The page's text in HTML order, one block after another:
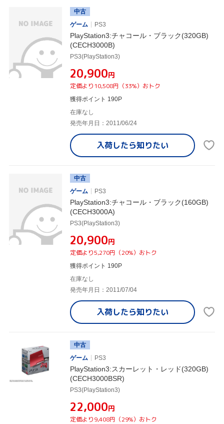
中古
ゲーム
PS3
PlayStation3:チャコール・ブラック(320GB)
(CECH3000B)
PS3(PlayStation3)
¥20,900円
定価より10,508円（33%）おトク
獲得ポイント 190P
在庫なし
発売年月日：2011/06/24
入荷したら知りたい
中古
ゲーム
PS3
PlayStation3:チャコール・ブラック(160GB)
(CECH3000A)
PS3(PlayStation3)
¥20,900円
定価より5,270円（20%）おトク
獲得ポイント 190P
在庫なし
発売年月日：2011/07/04
入荷したら知りたい
中古
ゲーム
PS3
PlayStation3:スカーレット・レッド(320GB)
(CECH3000BSR)
PS3(PlayStation3)
¥22,000円
定価より9,408円（29%）おトク